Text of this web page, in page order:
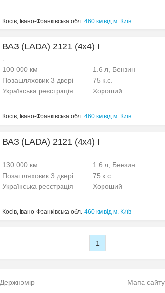
Косів, Івано-Франківська обл. 460 км від м. Київ
ВАЗ (LADA) 2121 (4x4) I
.
100 000 км 1.6 л, Бензин
Позашляховик 3 двері
75 к.с.
Українська реєстрація
Хороший
Косів, Івано-Франківська обл. 460 км від м. Київ
ВАЗ (LADA) 2121 (4x4) I
.
130 000 км 1.6 л, Бензин
Позашляховик 3 двері
75 к.с.
Українська реєстрація
Хороший
Косів, Івано-Франківська обл. 460 км від м. Київ
1
Держномір Мапа сайту